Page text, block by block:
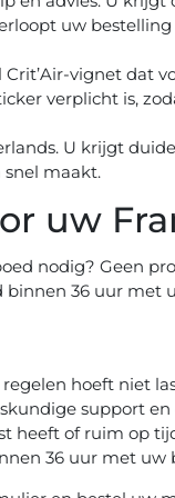
uw
vignet dat
verplicht is,
U krijgt
snel maakt.
uw
nodig? Geen
binnen 36 uur met
hoeft niet
support
heeft of ruim op
36 uur met uw